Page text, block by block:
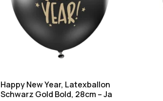
Happy New Year, Latexballon
Schwarz Gold Bold, 28cm – Ja